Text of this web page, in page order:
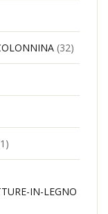
(32)
IN-LEGNO